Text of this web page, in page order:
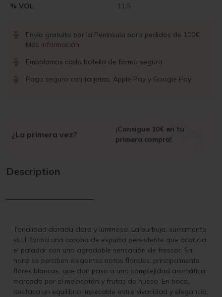
% VOL 11,5
Envío gratuito por la Península para pedidos de 100€
Más información
Embalamos cada botella de forma segura
Pago seguro con tarjetas, Apple Pay y Google Pay
¿La primera vez?
¡Consigue 10€ en tu
primera compra!
Description
Tonalidad dorada clara y luminosa. La burbuja, sumamente
sutil, forma una corona de espuma persistente que acaricia
el paladar con una agradable sensación de frescor. En
nariz se perciben elegantes notas florales, principalmente
flores blancas, que dan paso a una complejidad aromática
marcada por el melocotón y frutas de hueso. En boca,
destaca un equilibrio impecable entre vivacidad y elegancia,